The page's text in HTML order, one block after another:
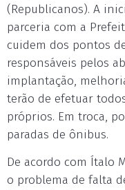
(Republicanos). A
parceria com a
cuidem dos pontos
responsáveis pelos
implantação,
terão de efetuar
próprios. Em troca,
paradas de ônibus.
De acordo com Ítalo
o problema de falta